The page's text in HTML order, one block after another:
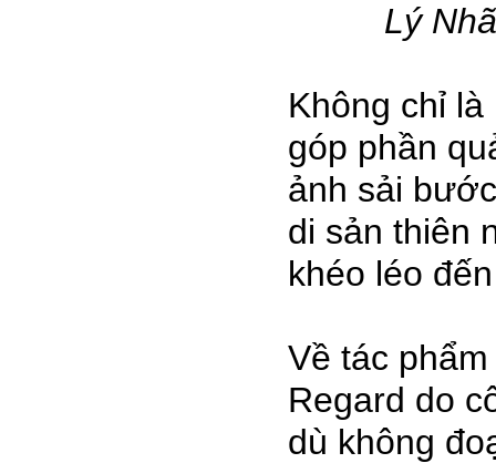
Lý
Không chỉ
góp phần
ảnh sải
di sản thiên
khéo léo
Về tác
Regard do
dù không